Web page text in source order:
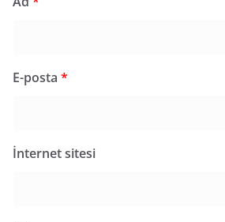
E-posta *
İnternet sitesi